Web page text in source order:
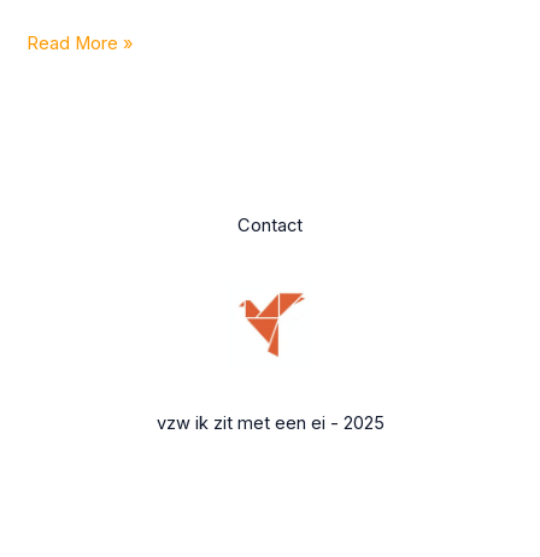
Read More »
Contact
vzw ik zit met een ei - 2025